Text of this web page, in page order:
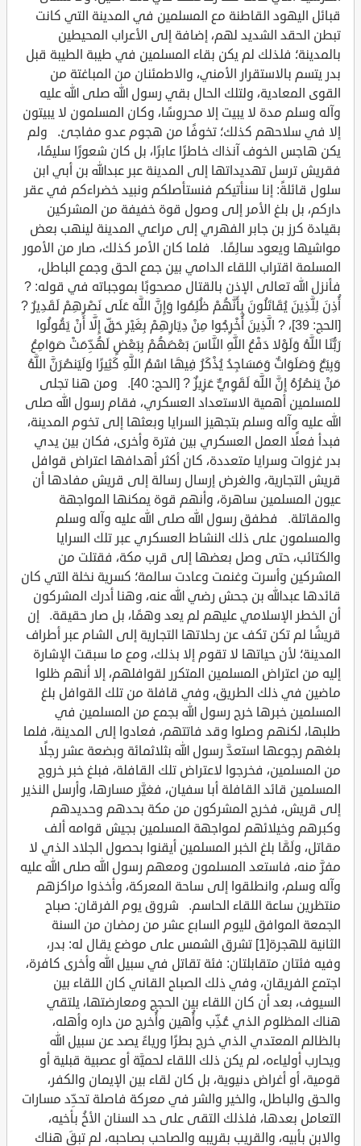
قبائل اليهود القاطنة مع المسلمين في المدينة التي كانت
تبطن الحقد الشديد لهم، إضافة إلى الأعراب المحيطين
بالمدينة؛ فلذلك لم يكن بقاء المسلمين في طيبة الطيبة قبل
بدر يتسم بالاستقرار الأمني، والاطمئنان من المباغتة من
القوى المعادية، ولتلك الحال بقي رسول الله صلى الله عليه
وآله وسلم مدة لا يبيت إلا محروسًا، وكان المسلمون لا يبيتون
إلا في سلاحهم كذلك؛ تخوفًا من هجوم عدو مفاجئ. ولم
يكن هاجس الخوف آنذاك خاطرًا عابرًا، بل كان شعورًا سليمًا،
فقريش ترسل تهديداتها إلى المدينة عبر عبدالله بن أبي ابن
سلول قائلةً: إنا سنأتيكم فنستأصلكم ونبيد خضراءكم في عقر
داركم، بل بلغ الأمر إلى وصول قوة خفيفة من المشركين
بقيادة كرز بن جابر الفهري إلى مراعي المدينة لينهب بعض
مواشيها ويعود سالِمًا. فلما كان الأمر كذلك، صار من الأمور
المسلمة اقتراب اللقاء الدامي بين جمع الحق وجمع الباطل،
فأنزل الله تعالى الإذن بالقتال مصحوبًا بموجباته في قوله: ?
أُذِنَ لِلَّذِينَ يُقَاتَلُونَ بِأَنَّهُمْ ظُلِمُوا وَإِنَّ اللَّهَ عَلَى نَصْرِهِمْ لَقَدِيرٌ ?
[الحج: 39]، ? الَّذِينَ أُخْرِجُوا مِنْ دِيَارِهِمْ بِغَيْرِ حَقٍّ إِلَّا أَنْ يَقُولُوا
رَبُّنَا اللَّهُ وَلَوْلا دَفْعُ اللَّهِ النَّاسَ بَعْضَهُمْ بِبَعْضٍ لَهُدِّمَتْ صَوَامِعُ
وَبِيَعٌ وَصَلَوَاتٌ وَمَسَاجِدُ يُذْكَرُ فِيهَا اسْمُ اللَّهِ كَثِيرًا وَلَيَنصُرَنَّ اللَّهُ
مَنْ يَنصُرُهُ إِنَّ اللَّهَ لَقَوِيٌّ عَزِيزٌ ? [الحج: 40]. ومن هنا تجلى
للمسلمين أهمية الاستعداد العسكري، فقام رسول الله صلى
الله عليه وآله وسلم بتجهيز السرايا وبعثها إلى تخوم المدينة،
فبدأ فعلًا العمل العسكري بين فترة وأخرى، فكان بين يدي
بدر غزوات وسرايا متعددة، كان أكثر أهدافها اعتراض قوافل
قريش التجارية، والغرض إرسال رسالة إلى قريش مفادها أن
عيون المسلمين ساهرة، وأنهم قوة يمكنها المواجهة
والمقاتلة. فطفق رسول الله صلى الله عليه وآله وسلم
والمسلمون على ذلك النشاط العسكري عبر تلك السرايا
والكتائب، حتى وصل بعضها إلى قرب مكة، فقتلت من
المشركين وأسرت وغنمت وعادت سالمة؛ كسرية نخلة التي كان
قائدها عبدالله بن جحش رضي الله عنه، وهنا أدرك المشركون
أن الخطر الإسلامي عليهم لم يعد وهمًا، بل صار حقيقة. إن
قريشًا لم تكن تكف عن رحلاتها التجارية إلى الشام عبر أطراف
المدينة؛ لأن حياتها لا تقوم إلا بذلك، ومع ما سبقت الإشارة
إليه من اعتراض المسلمين المتكرر لقوافلهم، إلا أنهم ظلوا
ماضين في ذلك الطريق، وفي قافلة من تلك القوافل بلغ
المسلمين خبرها خرج رسول الله بجمع من المسلمين في
طلبها، لكنهم وصلوا وقد فاتتهم، فعادوا إلى المدينة، فلما
بلغهم رجوعها استعدَّ رسول الله بثلاثمائة وبضعة عشر رجلًا
من المسلمين، فخرجوا لاعتراض تلك القافلة، فبلغ خبر خروج
المسلمين قائد القافلة أبا سفيان، فغيَّر مسارها، وأرسل النذير
إلى قريش، فخرج المشركون من مكة بحدهم وحديدهم
وكبرهم وخيلائهم لمواجهة المسلمين بجيش قوامه ألف
مقاتل، ولَمَّا بلغ الخبر المسلمين أيقنوا بحصول الجلاد الذي لا
مفرَّ منه، فاستعد المسلمون ومعهم رسول الله صلى الله عليه
وآله وسلم، وانطلقوا إلى ساحة المعركة، وأخذوا مراكزهم
منتظرين ساعة اللقاء الحاسم. شروق يوم الفرقان: صباح
الجمعة الموافق لليوم السابع عشر من رمضان من السنة
الثانية للهجرة[1] تشرق الشمس على موضع يقال له: بدر،
وفيه فئتان متقابلتان: فئة تقاتل في سبيل الله وأخرى كافرة،
اجتمع الفريقان، وفي ذلك الصباح القاني كان اللقاء بين
السيوف، بعد أن كان اللقاء بين الحجج ومعارضتها، يلتقي
هناك المظلوم الذي عُذِّب وأُهين وأُخرج من داره وأهله،
بالظالم المعتدي الذي خرج بطرًا ورياءً يصد عن سبيل الله
ويحارب أولياءه، لم يكن ذلك اللقاء لحميَّة أو عصبية قبلية أو
قومية، أو أغراض دنيوية، بل كان لقاء بين الإيمان والكفر،
والحق والباطل، والخير والشر في معركة فاصلة تحدِّد مسارات
التعامل بعدها، فلذلك التقى على حد السنان الأخُ بأخيه،
والابن بأبيه، والقريب بقريبه والصاحب بصاحبه، لم تبقَ هناك